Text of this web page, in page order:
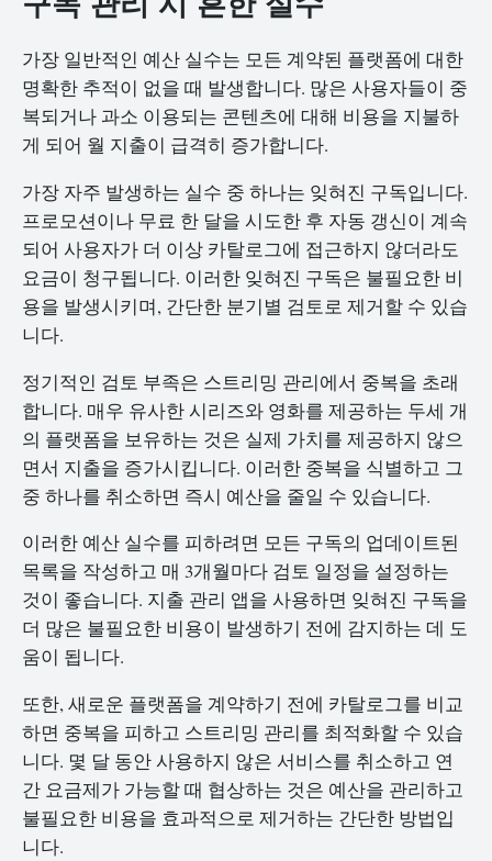
가장 일반적인 예산 실수는 모든 계약된 플랫폼에 대한
명확한 추적이 없을 때 발생합니다. 많은 사용자들이 중
복되거나 과소 이용되는 콘텐츠에 대해 비용을 지불하
게 되어 월 지출이 급격히 증가합니다.
가장 자주 발생하는 실수 중 하나는 잊혀진 구독입니다.
프로모션이나 무료 한 달을 시도한 후 자동 갱신이 계속
되어 사용자가 더 이상 카탈로그에 접근하지 않더라도
요금이 청구됩니다. 이러한 잊혀진 구독은 불필요한 비
용을 발생시키며, 간단한 분기별 검토로 제거할 수 있습
니다.
정기적인 검토 부족은 스트리밍 관리에서 중복을 초래
합니다. 매우 유사한 시리즈와 영화를 제공하는 두세 개
의 플랫폼을 보유하는 것은 실제 가치를 제공하지 않으
면서 지출을 증가시킵니다. 이러한 중복을 식별하고 그
중 하나를 취소하면 즉시 예산을 줄일 수 있습니다.
이러한 예산 실수를 피하려면 모든 구독의 업데이트된
목록을 작성하고 매 3개월마다 검토 일정을 설정하는
것이 좋습니다. 지출 관리 앱을 사용하면 잊혀진 구독을
더 많은 불필요한 비용이 발생하기 전에 감지하는 데 도
움이 됩니다.
또한, 새로운 플랫폼을 계약하기 전에 카탈로그를 비교
하면 중복을 피하고 스트리밍 관리를 최적화할 수 있습
니다. 몇 달 동안 사용하지 않은 서비스를 취소하고 연
간 요금제가 가능할 때 협상하는 것은 예산을 관리하고
불필요한 비용을 효과적으로 제거하는 간단한 방법입
니다.